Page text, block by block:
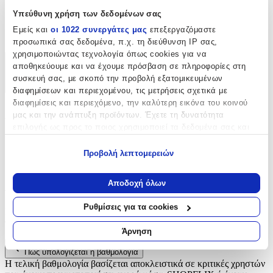
Υπεύθυνη χρήση των δεδομένων σας
Εμείς και οι 1022 συνεργάτες μας επεξεργαζόμαστε
προσωπικά σας δεδομένα, π.χ. τη διεύθυνση IP σας,
χρησιμοποιώντας τεχνολογία όπως cookies για να
αποθηκεύουμε και να έχουμε πρόσβαση σε πληροφορίες στη
συσκευή σας, με σκοπό την προβολή εξατομικευμένων
διαφημίσεων και περιεχομένου, τις μετρήσεις σχετικά με
διαφημίσεις και περιεχόμενο, την καλύτερη εικόνα του κοινού
μας και την ανάπτυξη προϊόντων. Έχετε τη δυνατότητα
Να συλλέξουμε πληροφορίες σχετικά με τη γεωγραφική
σας τοποθεσία, οι οποίες μπορεί να είναι ακριβείς σε
απόσταση μερικών μέτρων
Να αναγνωρίσουμε τη συσκευή σας σαρώνοντας ενεργά
για συγκεκριμένα χαρακτηριστικά (δακτυλικό αποτύπωμα)
Μάθετε περισσότερα σχετικά με τον τρόπο επεξεργασίας των
προσωπικών σας δεδομένων και καθορίστε τις προτιμήσεις σας
στηνενότητα “Λεπτομέρειες”. Μπορείτε να αλλάξετε ή να
Προβολή λεπτομερειών
Αποδοχή όλων
Ρυθμίσεις για τα cookies
Άρνηση
Είδος:
Φερμουάρ
Χαρακτηριστικά
+
Χαρακτηριστικά
Αξιολογήσεις
Προς το παρόν δεν υπάρχουν άλλες αξιολογήσεις. Όταν
προστεθούν, θα εμφανιστούν εδώ.
Πώς υπολογίζεται η βαθμολογία
Η τελική βαθμολογία βασίζεται αποκλειστικά σε κριτικές χρηστών